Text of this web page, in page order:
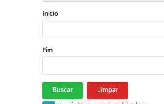
Início
Fim
Buscar Limpar